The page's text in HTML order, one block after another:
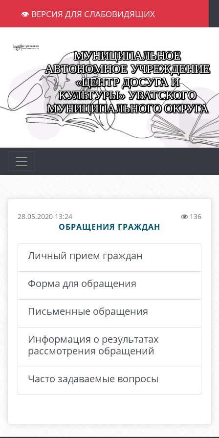
👁 ВЕРСИЯ ДЛЯ СЛАБОВИДЯЩИХ
МУНИЦИПАЛЬНОЕ
АВТОНОМНОЕ УЧРЕЖДЕНИЕ
«ЦЕНТР ДОСУГА И
КУЛЬТУРЫ» УВАТСКОГО
МУНИЦИПАЛЬНОГО ОКРУГА
28.05.2020 13:24 136
ОБРАЩЕНИЯ ГРАЖДАН
Личный прием граждан
Форма для обращения
Письменные обращения
Информация о результатах
рассмотрения обращений
Часто задаваемые вопросы